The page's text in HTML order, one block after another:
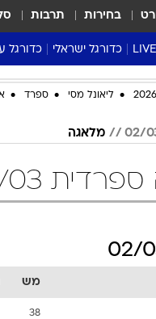
בחירות תרבות
כדורגל ישראלי
ליגת העל Winner
גביע המדינה
שגרירים
נבחרות ישראל
ליגה א'
כדורגל
ליגה
ליגה
ליגת
ליאונל מסי ספרד
מלאגה
02/03 כדורגל
מש
38